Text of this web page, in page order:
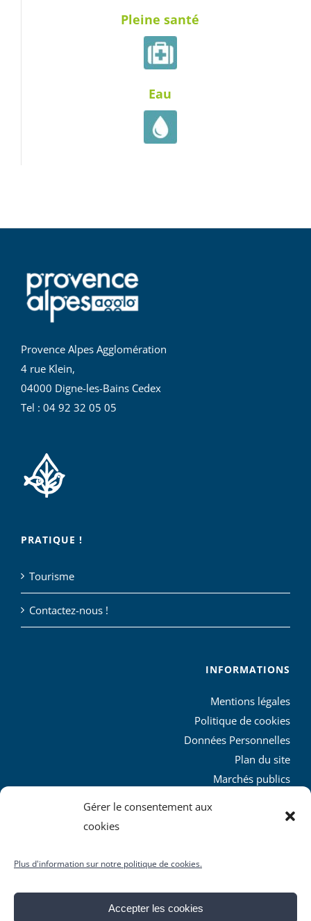
Gérer le consentement aux
cookies
Plus d'information sur notre politique de cookies.
Accepter les cookies
Pleine santé
Eau
Provence Alpes Agglomération
4 rue Klein,
04000 Digne-les-Bains Cedex
Tel : 04 92 32 05 05
PRATIQUE !
Tourisme
Contactez-nous !
INFORMATIONS
Mentions légales
Politique de cookies
Données Personnelles
Plan du site
Marchés publics
L’agglo recrute